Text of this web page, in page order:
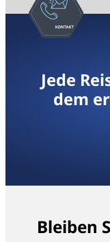
Jede
dem
Bleiben